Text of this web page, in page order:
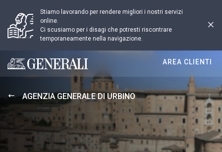
Stiamo lavorando per rendere migliori i nostri servizi
online.
Ci scusiamo per i disagi che potresti riscontrare
temporaneamente nella navigazione.
Generali logo
AREA CLIENTI
AGENZIA GENERALE DI URBINO